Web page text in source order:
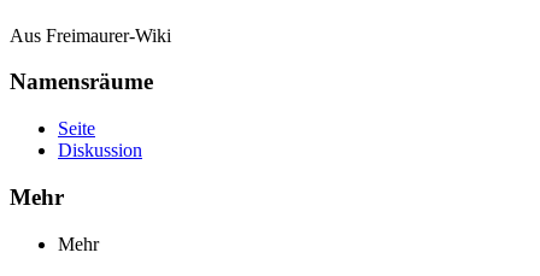
Aus Freimaurer-Wiki
Namensräume
Seite
Diskussion
Mehr
Mehr